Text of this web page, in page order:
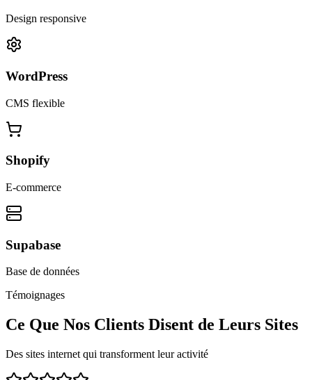
Design responsive
WordPress
CMS flexible
Shopify
E-commerce
Supabase
Base de données
Témoignages
Ce Que Nos Clients Disent de Leurs Sites
Des sites internet qui transforment leur activité